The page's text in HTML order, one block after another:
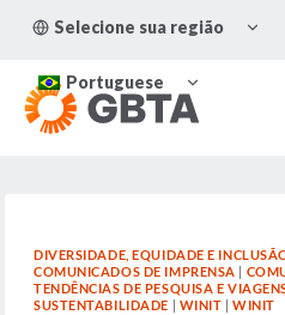
para
Conteúdo
Selecione sua região
Portuguese
MENU
FILHO
DIVERSIDADE, EQUIDADE E
COMUNICADOS DE IMPRENSA |
TENDÊNCIAS DE PESQUISA E
SUSTENTABILIDADE | WINIT |WINIT